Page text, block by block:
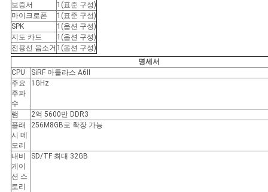
보증서
1(표준 구성)
마이크로폰
1(표준 구성)
SPK
1(옵션 구성)
지도 카드
1(옵션 구성)
전용선 음소거 1(옵션 구성)
명세서
CPU
SiRF 아틀라스 A6Ⅱ
주요
주파
수
1GHz
램
2억 5600만 DDR3
플래
시 메
모리
256M8GB로 확장 가능
내비
게이
션 스
토리
SD/TF 최대 32GB